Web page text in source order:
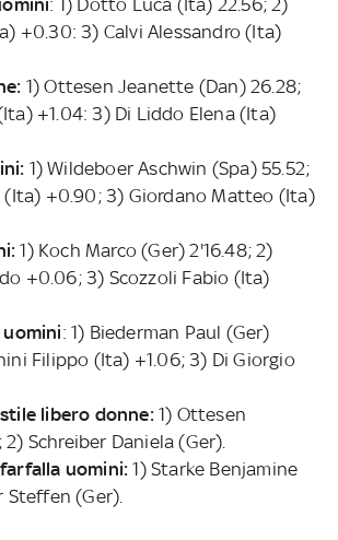
+0.30: 3) Calvi Alessandro (Ita)
1) Ottesen Jeanette (Dan) 26.28;
+1.04: 3) Di Liddo Elena (Ita)
1) Wildeboer Aschwin (Spa) 55.52;
(Ita) +0.90; 3) Giordano Matteo (Ita)
1) Koch Marco (Ger) 2'16.48; 2)
+0.06; 3) Scozzoli Fabio (Ita)
: 1) Biederman Paul (Ger)
Filippo (Ita) +1.06; 3) Di Giorgio
libero donne:1) Ottesen
Schreiber Daniela (Ger).
uomini: 1) Starke Benjamine
Steffen (Ger).